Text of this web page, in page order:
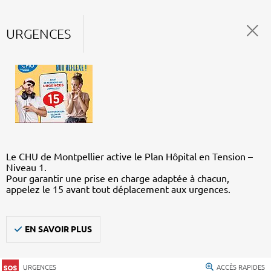
URGENCES
Le CHU de Montpellier active le Plan Hôpital en Tension –
Niveau 1.
Pour garantir une prise en charge adaptée à chacun,
appelez le 15 avant tout déplacement aux urgences.
EN SAVOIR PLUS
URGENCES ACCÈS RAPIDES